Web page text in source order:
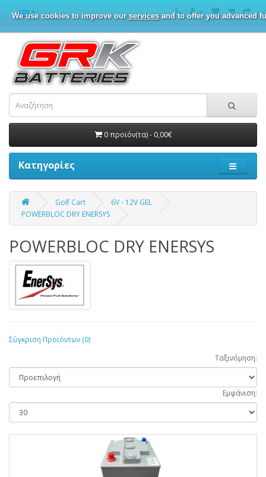
We use cookies to improve our servicesand to offer you advanced
0 προϊόν(τα) - 0,00€
Κατηγορίες
Golf Cart
6V - 12V GEL
POWERBLOC DRY ENERSYS
POWERBLOC DRY ENERSYS
Σύγκριση Προϊόντων (0)
Ταξινόμηση:
Εμφάνιση: